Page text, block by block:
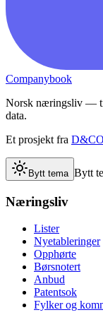
Companybook
Norsk næringsliv —
data.
Et prosjekt fra D&CO
Bytt tema Bytt
Næringsliv
Lister
Nyetableringer
Opphørte
Børsnotert
Anbud
Patentsok
Fylker og